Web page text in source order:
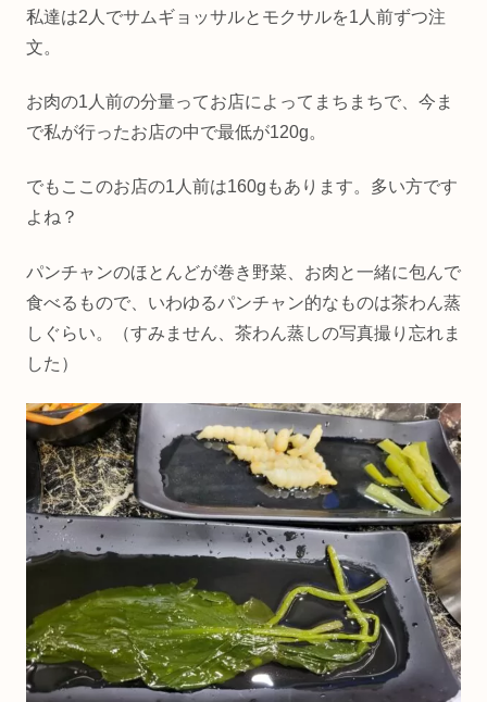
私達は2人でサムギョッサルとモクサルを1人前ずつ注
文。
お肉の1人前の分量ってお店によってまちまちで、今ま
で私が行ったお店の中で最低が120g。
でもここのお店の1人前は160gもあります。多い方です
よね？
パンチャンのほとんどが巻き野菜、お肉と一緒に包んで
食べるもので、いわゆるパンチャン的なものは茶わん蒸
しぐらい。（すみません、茶わん蒸しの写真撮り忘れま
した）